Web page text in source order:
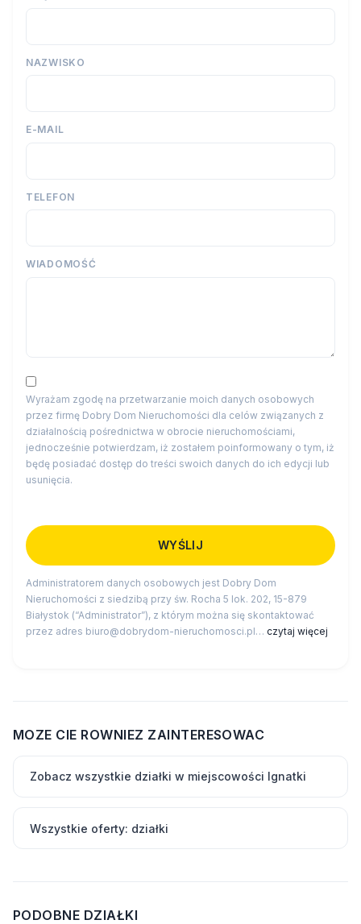
NAZWISKO
E-MAIL
TELEFON
WIADOMOŚĆ
Wyrażam zgodę na przetwarzanie moich danych osobowych
przez firmę Dobry Dom Nieruchomości dla celów związanych z
działalnością pośrednictwa w obrocie nieruchomościami,
jednocześnie potwierdzam, iż zostałem poinformowany o tym, iż
będę posiadać dostęp do treści swoich danych do ich edycji lub
usunięcia.
Administratorem danych osobowych jest Dobry Dom
Nieruchomości z siedzibą przy św. Rocha 5 lok. 202, 15-879
Białystok (“Administrator”), z którym można się skontaktować
przez adres biuro@dobrydom-nieruchomosci.pl… czytaj więcej
MOZE CIE ROWNIEZ ZAINTERESOWAC
Zobacz wszystkie działki w miejscowości Ignatki
Wszystkie oferty: działki
PODOBNE DZIAŁKI